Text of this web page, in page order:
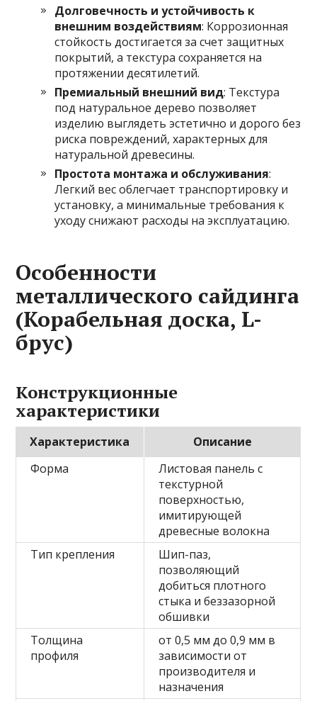
Долговечность и устойчивость к
внешним воздействиям: Коррозионная
стойкость достигается за счет защитных
покрытий, а текстура сохраняется на
протяжении десятилетий.
Премиальный внешний вид: Текстура
под натуральное дерево позволяет
изделию выглядеть эстетично и дорого без
риска повреждений, характерных для
натуральной древесины.
Простота монтажа и обслуживания:
Легкий вес облегчает транспортировку и
установку, а минимальные требования к
уходу снижают расходы на эксплуатацию.
Особенности
металлического сайдинга
(Корабельная доска, L-
брус)
Конструкционные
характеристики
Характеристика
Описание
Форма
Листовая панель с
текстурной
поверхностью,
имитирующей
древесные волокна
Тип крепления
Шип-паз,
позволяющий
добиться плотного
стыка и беззазорной
обшивки
Толщина
профиля
от 0,5 мм до 0,9 мм в
зависимости от
производителя и
назначения